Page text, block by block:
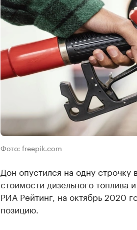
Фото: freepik.com
Дон опустился на одну
стоимости дизельного
РИА Рейтинг, на октябрь 2020
позицию.